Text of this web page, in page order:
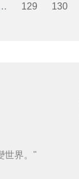
129 130
世界。"